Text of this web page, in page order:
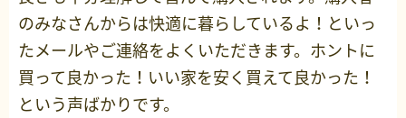
のみなさんからは快適に暮らしているよ！といっ
たメールやご連絡をよくいただきます。ホントに
買って良かった！いい家を安く買えて良かった！
という声ばかりです。